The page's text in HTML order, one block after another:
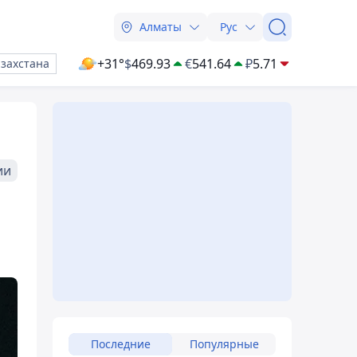
Алматы Рус
+31°$469.93 €541.64 ₽5.71
Последние Популярные